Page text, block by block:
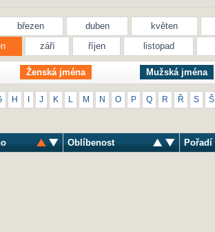
březen duben květen
září říjen listopad
Ženská jména Mužská jména
H J K M N O P Q R Ř S Š
Oblíbenost Pořadí